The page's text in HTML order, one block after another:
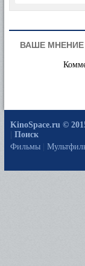
ВАШЕ
KinoSpace.ru ©
Поиск
Фильмы